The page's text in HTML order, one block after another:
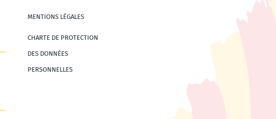
MENTIONS LÉGALES
CHARTE DE PROTECTION
DES DONNÉES
PERSONNELLES